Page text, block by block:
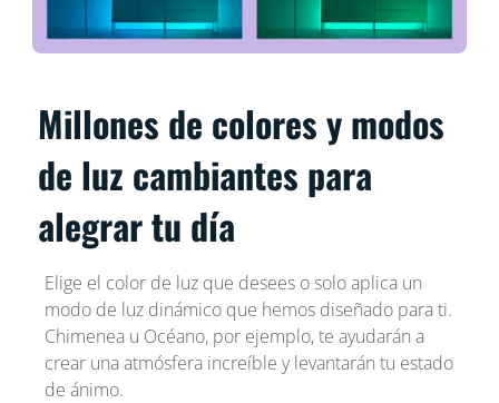
Millones de colores y modos
de luz cambiantes para
alegrar tu día
Elige el color de luz que desees o solo aplica un
modo de luz dinámico que hemos diseñado para ti.
Chimenea u Océano, por ejemplo, te ayudarán a
crear una atmósfera increíble y levantarán tu estado
de ánimo.